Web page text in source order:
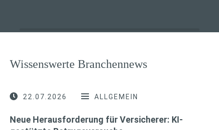
Wissenswerte Branchennews
22.07.2026 ALLGEMEIN
Neue Herausforderung für Versicherer: KI-